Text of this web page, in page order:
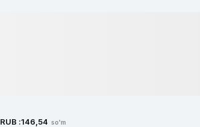
RUB :146,54 so'm